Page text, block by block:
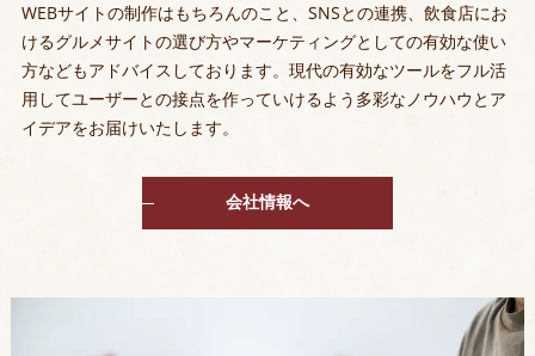
WEBサイトの制作はもちろんのこと、SNSとの連携、飲食店にお
けるグルメサイトの選び方やマーケティングとしての有効な使い
方などもアドバイスしております。現代の有効なツールをフル活
用してユーザーとの接点を作っていけるよう多彩なノウハウとア
イデアをお届けいたします。
会社情報へ